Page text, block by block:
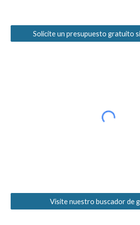
Solicite un presupuesto gratuito
Visite nuestro buscador de